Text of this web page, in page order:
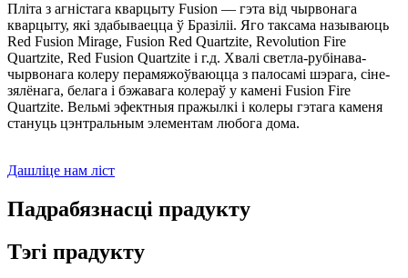
Пліта з агністага кварцыту Fusion — гэта від чырвонага
кварцыту, які здабываецца ў Бразіліі. Яго таксама называюць
Red Fusion Mirage, Fusion Red Quartzite, Revolution Fire
Quartzite, Red Fusion Quartzite і г.д. Хвалі светла-рубінава-
чырвонага колеру перамяжоўваюцца з палосамі шэрага, сіне-
зялёнага, белага і бэжавага колераў у камені Fusion Fire
Quartzite. Вельмі эфектныя пражылкі і колеры гэтага каменя
стануць цэнтральным элементам любога дома.
Дашліце нам ліст
Падрабязнасці прадукту
Тэгі прадукту